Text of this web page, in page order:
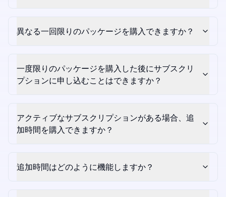
異なる一回限りのパッケージを購入できますか？
一度限りのパッケージを購入した後にサブスクリ
プションに申し込むことはできますか？
アクティブなサブスクリプションがある場合、追
加時間を購入できますか？
追加時間はどのように機能しますか？